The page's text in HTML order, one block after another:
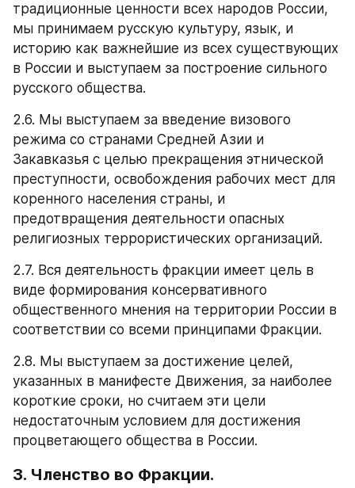
традиционные ценности всех народов России,
мы принимаем русскую культуру, язык, и
историю как важнейшие из всех существующих
в России и выступаем за построение сильного
русского общества.
2.6. Мы выступаем за введение визового
режима со странами Средней Азии и
Закавказья с целью прекращения этнической
преступности, освобождения рабочих мест для
коренного населения страны, и
предотвращения деятельности опасных
религиозных террористических организаций.
2.7. Вся деятельность фракции имеет цель в
виде формирования консервативного
общественного мнения на территории России в
соответствии со всеми принципами Фракции.
2.8. Мы выступаем за достижение целей,
указанных в манифесте Движения, за наиболее
короткие сроки, но считаем эти цели
недостаточным условием для достижения
процветающего общества в России.
3. Членство во Фракции.